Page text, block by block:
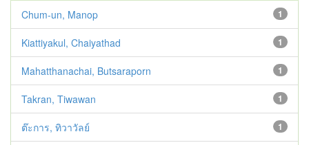
1
Chum-un, Manop
1
Kiattiyakul, Chaiyathad
1
Mahatthanachai, Butsaraporn
1
Takran, Tiwawan
1
ต๊ะการ, ทิวาวัลย์